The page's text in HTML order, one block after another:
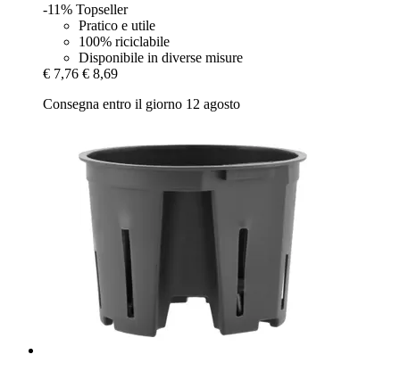
-11% Topseller
Pratico e utile
100% riciclabile
Disponibile in diverse misure
€ 7,76 € 8,69
Consegna entro il giorno 12 agosto